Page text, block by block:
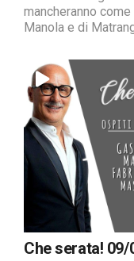
mancheranno
Manola e di
Che serata! 09/